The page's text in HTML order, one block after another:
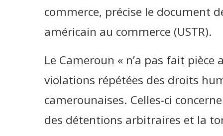
commerce, précise le document
américain au commerce (USTR).
Le Cameroun « n’a pas fait
violations répétées des droits
camerounaises. Celles-ci
des détentions arbitraires et la